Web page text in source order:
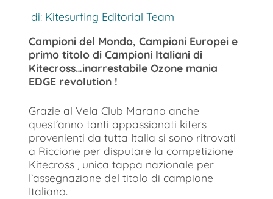
di: Kitesurfing Editorial Team
Campioni del Mondo, Campioni Europei e
primo titolo di Campioni Italiani di
Kitecross…inarrestabile Ozone mania
EDGE revolution !
Grazie al Vela Club Marano anche
quest’anno tanti appassionati kiters
provenienti da tutta Italia si sono ritrovati
a Riccione per disputare la competizione
Kitecross , unica tappa nazionale per
l’assegnazione del titolo di campione
Italiano.